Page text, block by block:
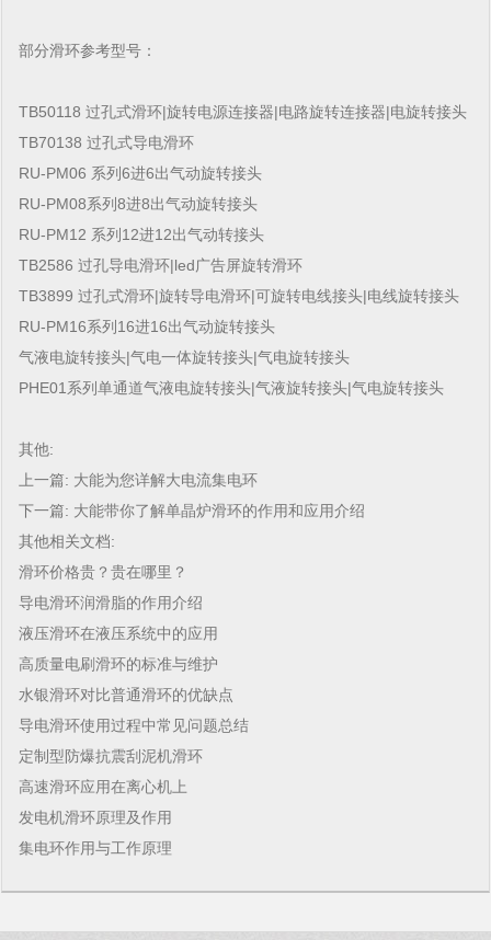
部分滑环参考型号：
TB50118 过孔式滑环|旋转电源连接器|电路旋转连接器|电旋转接头
TB70138 过孔式导电滑环
RU-PM06 系列6进6出气动旋转接头
RU-PM08系列8进8出气动旋转接头
RU-PM12 系列12进12出气动转接头
TB2586 过孔导电滑环|led广告屏旋转滑环
TB3899 过孔式滑环|旋转导电滑环|可旋转电线接头|电线旋转接头
RU-PM16系列16进16出气动旋转接头
气液电旋转接头|气电一体旋转接头|气电旋转接头
PHE01系列单通道气液电旋转接头|气液旋转接头|气电旋转接头
其他:
上一篇: 大能为您详解大电流集电环
下一篇: 大能带你了解单晶炉滑环的作用和应用介绍
其他相关文档:
滑环价格贵？贵在哪里？
导电滑环润滑脂的作用介绍
液压滑环在液压系统中的应用
高质量电刷滑环的标准与维护
水银滑环对比普通滑环的优缺点
导电滑环使用过程中常见问题总结
定制型防爆抗震刮泥机滑环
高速滑环应用在离心机上
发电机滑环原理及作用
集电环作用与工作原理